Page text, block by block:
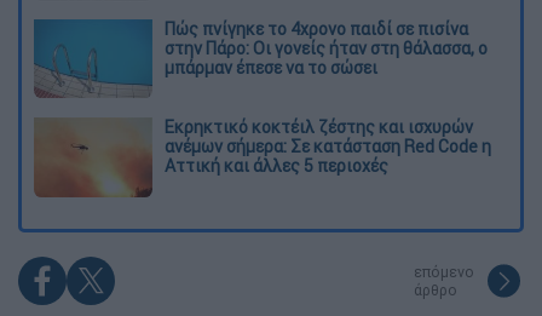
Πώς πνίγηκε το 4χρονο παιδί σε πισίνα
στην Πάρο: Οι γονείς ήταν στη θάλασσα, ο
μπάρμαν έπεσε να το σώσει
Εκρηκτικό κοκτέιλ ζέστης και ισχυρών
ανέμων σήμερα: Σε κατάσταση Red Code η
Αττική και άλλες 5 περιοχές
επόμενο
άρθρο